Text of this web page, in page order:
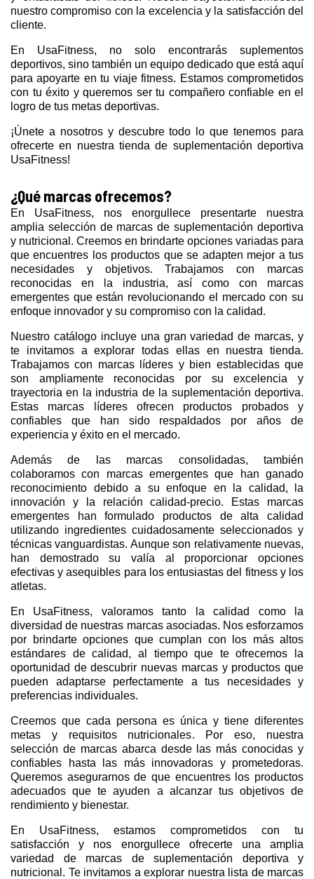
nuestro compromiso con la excelencia y la satisfacción del
cliente.
En UsaFitness, no solo encontrarás suplementos
deportivos, sino también un equipo dedicado que está aquí
para apoyarte en tu viaje fitness. Estamos comprometidos
con tu éxito y queremos ser tu compañero confiable en el
logro de tus metas deportivas.
¡Únete a nosotros y descubre todo lo que tenemos para
ofrecerte en nuestra tienda de suplementación deportiva
UsaFitness!
¿Qué marcas ofrecemos?
En UsaFitness, nos enorgullece presentarte nuestra
amplia selección de marcas de suplementación deportiva
y nutricional. Creemos en brindarte opciones variadas para
que encuentres los productos que se adapten mejor a tus
necesidades y objetivos. Trabajamos con marcas
reconocidas en la industria, así como con marcas
emergentes que están revolucionando el mercado con su
enfoque innovador y su compromiso con la calidad.
Nuestro catálogo incluye una gran variedad de marcas, y
te invitamos a explorar todas ellas en nuestra tienda.
Trabajamos con marcas líderes y bien establecidas que
son ampliamente reconocidas por su excelencia y
trayectoria en la industria de la suplementación deportiva.
Estas marcas líderes ofrecen productos probados y
confiables que han sido respaldados por años de
experiencia y éxito en el mercado.
Además de las marcas consolidadas, también
colaboramos con marcas emergentes que han ganado
reconocimiento debido a su enfoque en la calidad, la
innovación y la relación calidad-precio. Estas marcas
emergentes han formulado productos de alta calidad
utilizando ingredientes cuidadosamente seleccionados y
técnicas vanguardistas. Aunque son relativamente nuevas,
han demostrado su valía al proporcionar opciones
efectivas y asequibles para los entusiastas del fitness y los
atletas.
En UsaFitness, valoramos tanto la calidad como la
diversidad de nuestras marcas asociadas. Nos esforzamos
por brindarte opciones que cumplan con los más altos
estándares de calidad, al tiempo que te ofrecemos la
oportunidad de descubrir nuevas marcas y productos que
pueden adaptarse perfectamente a tus necesidades y
preferencias individuales.
Creemos que cada persona es única y tiene diferentes
metas y requisitos nutricionales. Por eso, nuestra
selección de marcas abarca desde las más conocidas y
confiables hasta las más innovadoras y prometedoras.
Queremos asegurarnos de que encuentres los productos
adecuados que te ayuden a alcanzar tus objetivos de
rendimiento y bienestar.
En UsaFitness, estamos comprometidos con tu
satisfacción y nos enorgullece ofrecerte una amplia
variedad de marcas de suplementación deportiva y
nutricional. Te invitamos a explorar nuestra lista de marcas